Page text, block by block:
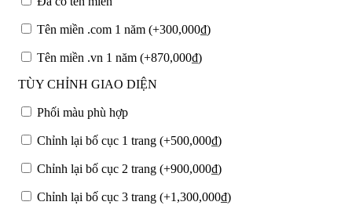
Tên miền .com 1 năm (+300,000₫)
Tên miền .vn 1 năm (+870,000₫)
TÙY CHỈNH GIAO DIỆN
Phối màu phù hợp
Chỉnh lại bố cục 1 trang (+500,000₫)
Chỉnh lại bố cục 2 trang (+900,000₫)
Chỉnh lại bố cục 3 trang (+1,300,000₫)